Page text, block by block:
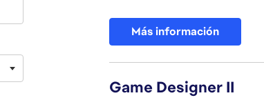
Más información
Game Designer II